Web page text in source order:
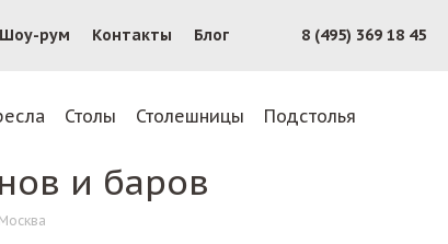
Шоу-рум Контакты Блог 8 (495) 369 18 45
Столы Столешницы Подстолья
и баров